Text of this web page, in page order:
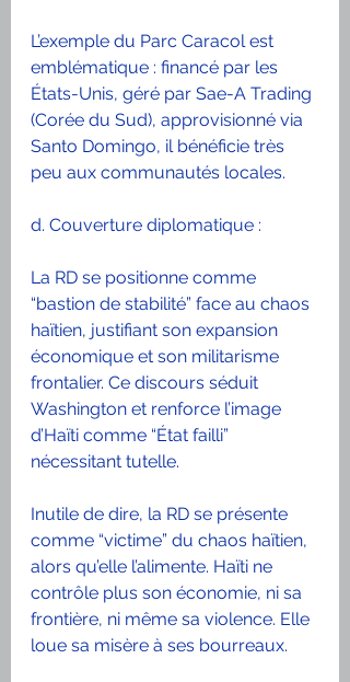
L’exemple du Parc Caracol est
emblématique : financé par les
États-Unis, géré par Sae-A Trading
(Corée du Sud), approvisionné via
Santo Domingo, il bénéficie très
peu aux communautés locales.
d. Couverture diplomatique :
La RD se positionne comme
“bastion de stabilité” face au chaos
haïtien, justifiant son expansion
économique et son militarisme
frontalier. Ce discours séduit
Washington et renforce l’image
d’Haïti comme “État failli”
nécessitant tutelle.
Inutile de dire, la RD se présente
comme “victime” du chaos haïtien,
alors qu’elle l’alimente. Haïti ne
contrôle plus son économie, ni sa
frontière, ni même sa violence. Elle
loue sa misère à ses bourreaux.